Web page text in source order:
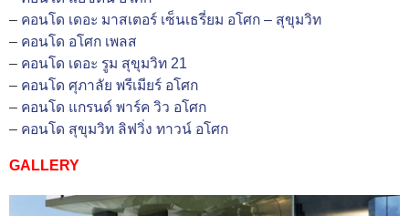
– คอนโด เดอะ มาสเตอร์ เซ็นเธรี่ยม อโศก – สุขุมวิท
– คอนโด อโศก เพลส
– คอนโด เดอะ รูม สุขุมวิท 21
– คอนโด ศุภาลัย พรีเมียร์ อโศก
– คอนโด แกรนด์ พาร์ค วิว อโศก
– คอนโด สุขุมวิท ลิฟวิ่ง ทาวน์ อโศก
GALLERY